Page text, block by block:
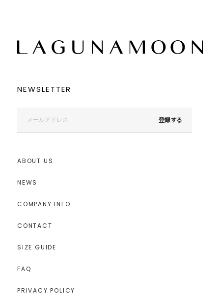
NEWSLETTER
登録する
ABOUT US
NEWS
COMPANY INFO
CONTACT
SIZE GUIDE
FAQ
PRIVACY POLICY